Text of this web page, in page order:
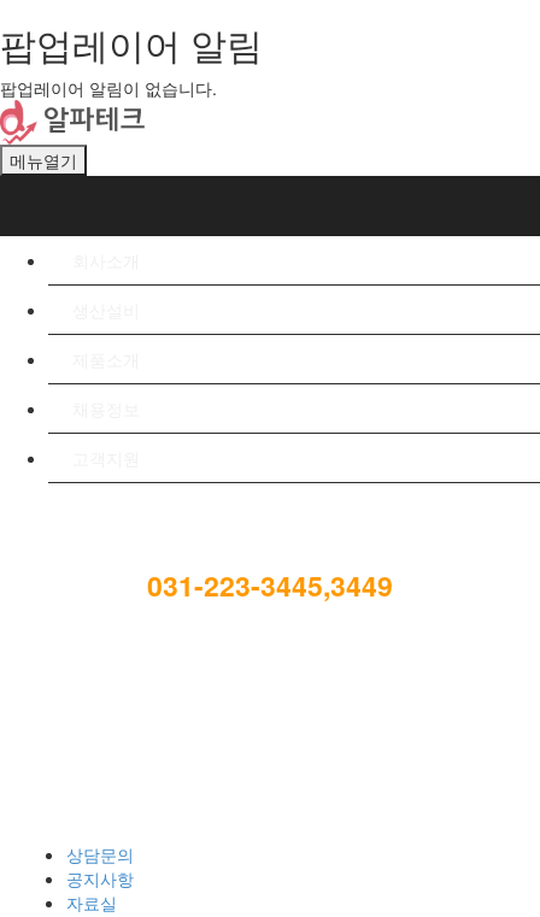
팝업레이어 알림
팝업레이어 알림이 없습니다.
메뉴열기
031-223-3445,3449
상담문의
공지사항
자료실